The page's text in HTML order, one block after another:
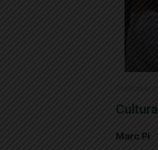
Cultura
Marc Pi